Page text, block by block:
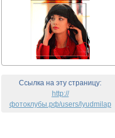
Ссылка на эту страницу:
http://
фотоклубы.рф/users/lyudmilap